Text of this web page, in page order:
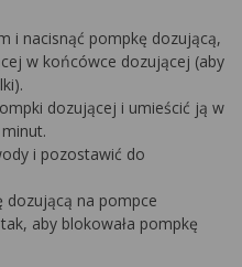
i nacisnąć pompkę dozującą,
w końcówce dozującej (aby
dozującej i umieścić ją w
i pozostawić do
dozującą na pompce
aby blokowała pompkę